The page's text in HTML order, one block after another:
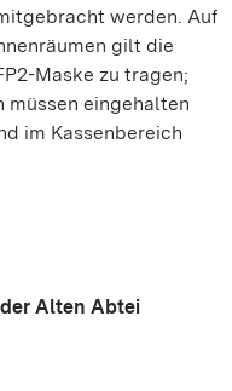
werden. Auf
gilt die
Maske zu tragen;
müssen eingehalten
im Kassenbereich
Alten Abtei